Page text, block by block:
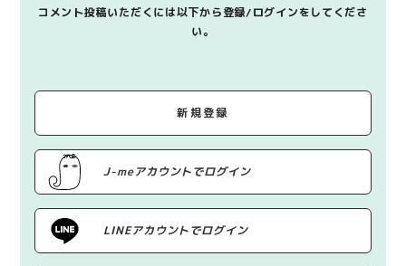
コメント投稿いただくには以下から登録/ログインをしてくださ
い。
新規登録
J-meアカウントでログイン
LINEアカウントでログイン